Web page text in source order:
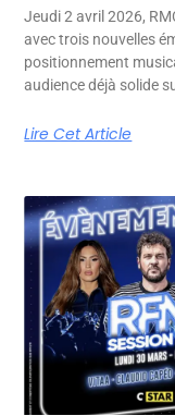
Jeudi 2 avril 2026,
avec trois nouvelles
positionnement
audience déjà solide
Lire Cet Article